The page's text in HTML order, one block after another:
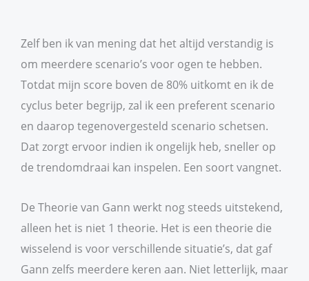
Zelf ben ik van mening dat het altijd verstandig is
om meerdere scenario’s voor ogen te hebben.
Totdat mijn score boven de 80% uitkomt en ik de
cyclus beter begrijp, zal ik een preferent scenario
en daarop tegenovergesteld scenario schetsen.
Dat zorgt ervoor indien ik ongelijk heb, sneller op
de trendomdraai kan inspelen. Een soort vangnet.
De Theorie van Gann werkt nog steeds uitstekend,
alleen het is niet 1 theorie. Het is een theorie die
wisselend is voor verschillende situatie’s, dat gaf
Gann zelfs meerdere keren aan. Niet letterlijk, maar